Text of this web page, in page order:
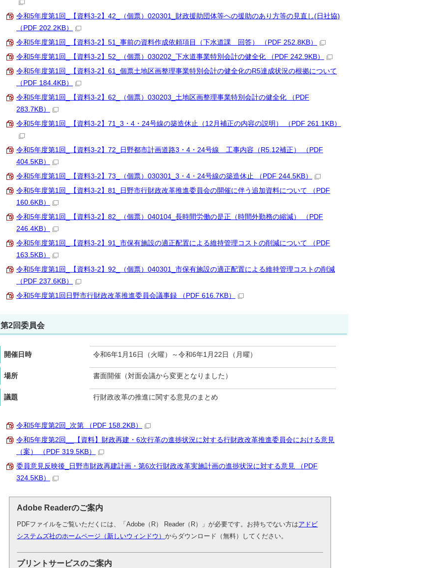
令和5年度第1回_【資料3-2】42_（個票）020301_財政援助団体等への援助のあり方等の見直し(日社協)
（PDF 202.2KB）
令和5年度第1回_【資料3-2】51_事前の資料作成依頼項目（下水道課 回答） （PDF 252.8KB）
令和5年度第1回_【資料3-2】52_（個票）030202_下水道事業特別会計の健全化 （PDF 242.9KB）
令和5年度第1回_【資料3-2】61_個票土地区画整理事業特別会計の健全化のR5達成状況の根拠について
（PDF 184.4KB）
令和5年度第1回_【資料3-2】62_（個票）030203_土地区画整理事業特別会計の健全化 （PDF
283.7KB）
令和5年度第1回_【資料3-2】71_3・4・24号線の築造休止（12月補正の内容の説明） （PDF 261.1KB）
令和5年度第1回_【資料3-2】72_日野都市計画道路3・4・24号線 工事内容（R5.12補正） （PDF
404.5KB）
令和5年度第1回_【資料3-2】73_（個票）030301_3・4・24号線の築造休止 （PDF 244.5KB）
令和5年度第1回_【資料3-2】81_日野市行財政改革推進委員会の開催に伴う追加資料について （PDF
160.6KB）
令和5年度第1回_【資料3-2】82_（個票）040104_長時間労働の是正（時間外勤務の縮減） （PDF
246.4KB）
令和5年度第1回_【資料3-2】91_市保有施設の適正配置による維持管理コストの削減について （PDF
163.5KB）
令和5年度第1回_【資料3-2】92_（個票）040301_市保有施設の適正配置による維持管理コストの削減
（PDF 237.6KB）
令和5年度第1回日野市行財政改革推進委員会議事録 （PDF 616.7KB）
第2回委員会
開催日時 令和6年1月16日（火曜）～令和6年1月22日（月曜）
場所 書面開催（対面会議から変更となりました）
議題 行財政改革の推進に関する意見のまとめ
令和5年度第2回_次第 （PDF 158.2KB）
令和5年度第2回__【資料】財政再建・6次行革の進捗状況に対する行財政改革推進委員会における意見
（案） （PDF 319.5KB）
委員意見反映後_日野市財政再建計画・第6次行財政改革実施計画の進捗状況に対する意見 （PDF
324.5KB）
Adobe Readerのご案内
PDFファイルをご覧いただくには、「Adobe（R） Reader（R）」が必要です。お持ちでない方はアドビ
システムズ社のホームページ（新しいウィンドウ） からダウンロード（無料）してください。
プリントサービスのご案内